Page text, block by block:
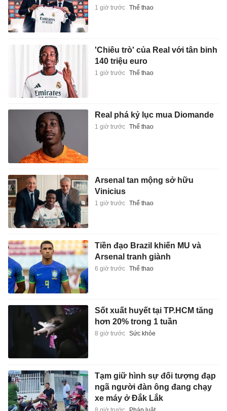
1 giờ trước Thể thao
'Chiêu trò' của Real với tân binh
140 triệu euro
1 giờ trước Thể thao
Real phá kỷ lục mua Diomande
1 giờ trước Thể thao
Arsenal tan mộng sở hữu
Vinicius
1 giờ trước Thể thao
Tiền đạo Brazil khiến MU và
Arsenal tranh giành
6 giờ trước Thể thao
Sốt xuất huyết tại TP.HCM tăng
hơn 20% trong 1 tuần
8 giờ trước Sức khỏe
Tạm giữ hình sự đối tượng đạp
ngã người đàn ông đang chạy
xe máy ở Đắk Lắk